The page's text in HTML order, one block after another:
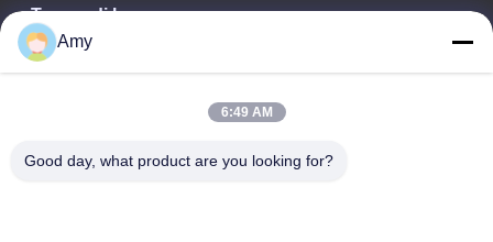
Tempo di lavoro
09:00-18:00
Strada nazionale 106, distretto di Huadu, città di Guangzhou
Amy
6:49 AM
Good day, what product are you looking for?